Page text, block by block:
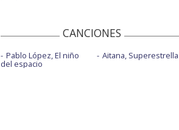
CANCIONES
Pablo López, El niño
del espacio
Aitana, Superestrella